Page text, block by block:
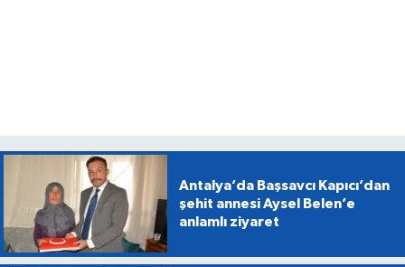
Antalya’da Başsavcı Kapıcı’dan
şehit annesi Aysel Belen’e
anlamlı ziyaret